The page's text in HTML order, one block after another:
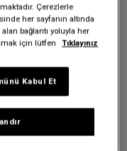
artık
LIGHT
Çerezlerle
her sayfanın altında
bağlantı yoluyla her
için lütfen
Tıklayınız
Kabul Et